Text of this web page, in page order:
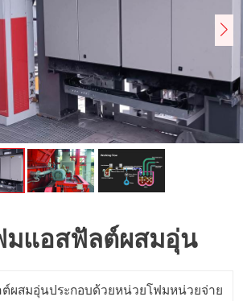
แอสฟัลต์ผสมอุ่น
ผสมอุ่นประกอบด้วยหน่วยโฟมหน่วยจ่าย